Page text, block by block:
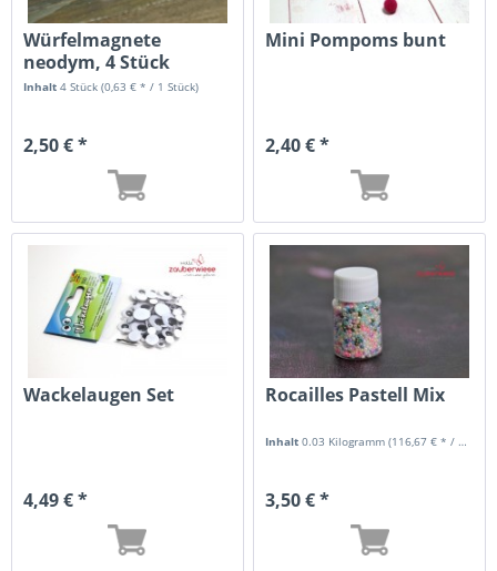
Würfelmagnete
neodym, 4 Stück
Inhalt4 Stück(0,63 € * / 1 Stück)
2,50 € *
Mini Pompoms bunt
2,40 € *
Wackelaugen Set
4,49 € *
Rocailles Pastell Mix
Inhalt0.03 Kilogramm(116,67 € * / 1 Kilogramm)
3,50 € *